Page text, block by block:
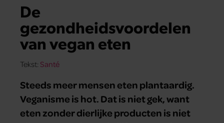
De
gezondheidsvoordelen
van vegan eten
Tekst: Santé
Steeds meer mensen eten plantaardig.
Veganisme is hot. Dat is niet gek, want
eten zonder dierlijke producten is niet